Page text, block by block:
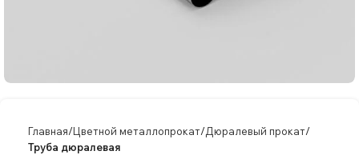
Главная Цветной металлопрокат Дюралевый прокат
Труба дюралевая